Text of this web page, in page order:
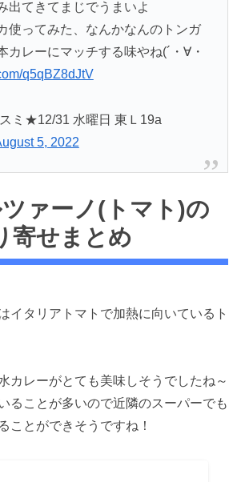
出てきてまじでうまいよ
使ってみた、なんかなんのトンガ
カレーにマッチする味やね(´・∀・
q5qBZ8dJtV
ミ★12/31 水曜日 東Ｌ19a
5, 2022
ァーノ(トマト)の
寄せまとめ
イタリアトマトで加熱に向いているト
カレーがとても美味しそうでしたね～
ることが多いので近隣のスーパーでも
ことができそうですね！